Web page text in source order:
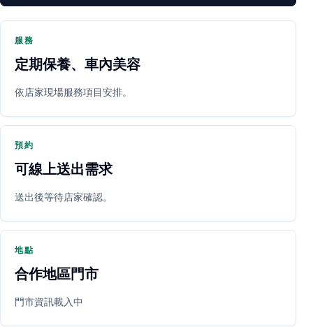
PARTNER SHOP
立即預約 開啟地圖 其他店家
服務
定期保養、車內美容
依店家現場服務項目安排。
預約
可線上送出需求
送出後等待店家確認。
地點
合作地區門市
門市資訊載入中